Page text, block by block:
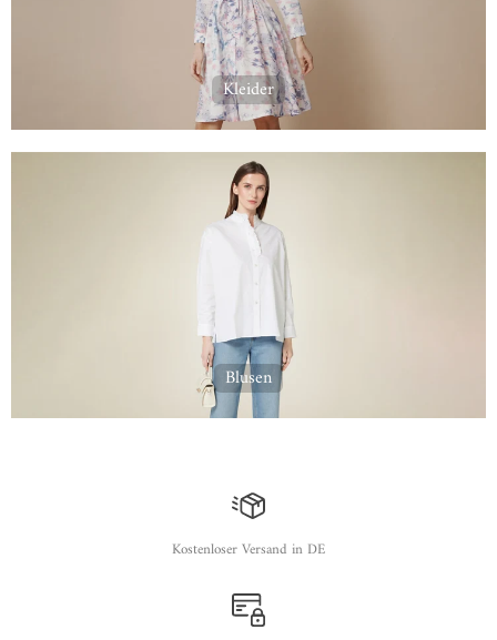
Kleider
Blusen
Kostenloser Versand in DE